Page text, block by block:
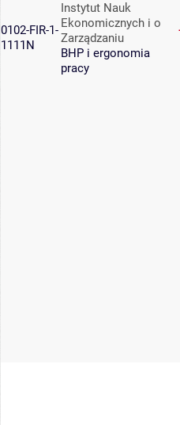
0102-FIR-1-
1111N
Instytut Nauk
Ekonomicznych i o
Zarządzaniu
BHP i ergonomia
pracy